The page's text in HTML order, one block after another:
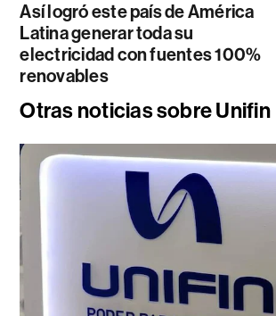
Así logró este país de América
Latina generar toda su
electricidad con fuentes 100%
renovables
Otras noticias sobre Unifin